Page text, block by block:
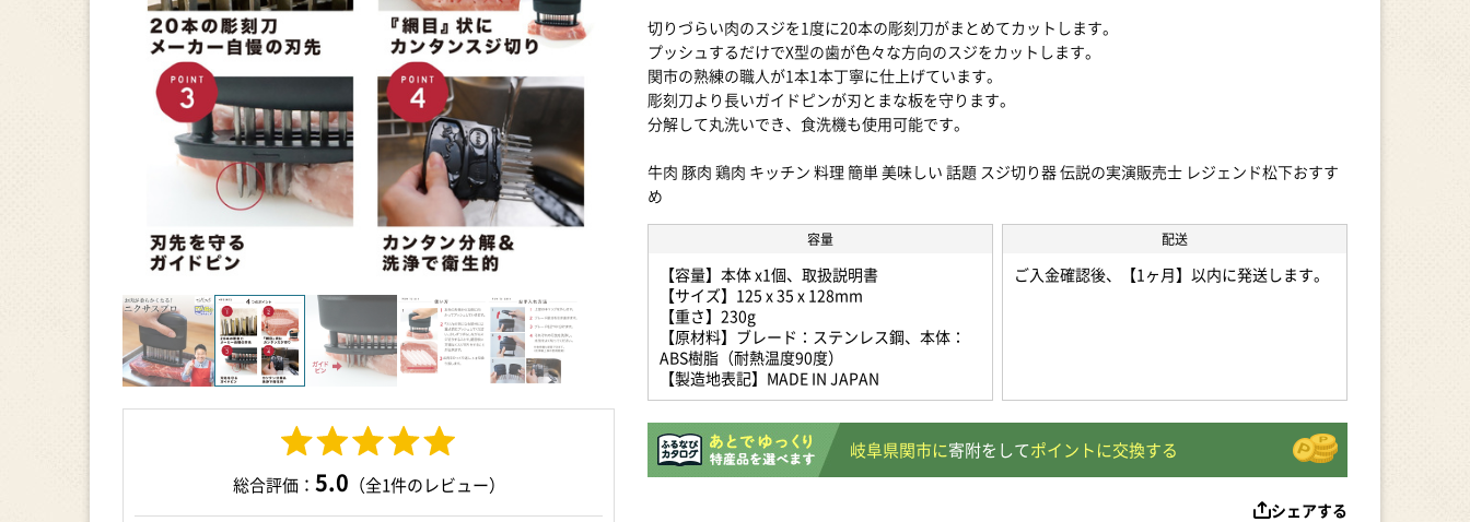
総合評価： 5.0 （全1件のレビュー）
切りづらい肉のスジを1度に20本の彫刻刀がまとめてカットします。
プッシュするだけでX型の歯が色々な方向のスジをカットします。
関市の熟練の職人が1本1本丁寧に仕上げています。
彫刻刀より長いガイドピンが刃とまな板を守ります。
分解して丸洗いでき、食洗機も使用可能です。
牛肉 豚肉 鶏肉 キッチン 料理 簡単 美味しい 話題 スジ切り器 伝説の実演販売士 レジェンド松下おすす
め
容量
【容量】本体 x1個、取扱説明書
【サイズ】125 x 35 x 128mm
【重さ】230g
【原材料】ブレード：ステンレス鋼、本体：
ABS樹脂（耐熱温度90度）
【製造地表記】MADE IN JAPAN
配送
ご入金確認後、【1ヶ月】以内に発送します。
岐阜県関市に寄附をしてポイントに交換する
シェアする